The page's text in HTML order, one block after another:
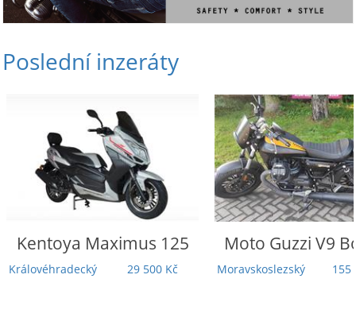
Poslední inzeráty
Moto GuzziV9 Bobber
Moravskoslezský 155 000 Kč
HondaRebel
Touring | 5
Záruka | TOP